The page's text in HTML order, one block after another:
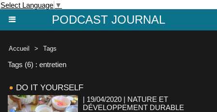
Select Language ▼
PODCAST JOURNAL
Accueil > Tags
Tags (6) : entretien
DO IT YOURSELF
| 19/04/2020 | NATURE ET
DÉVELOPPEMENT DURABLE